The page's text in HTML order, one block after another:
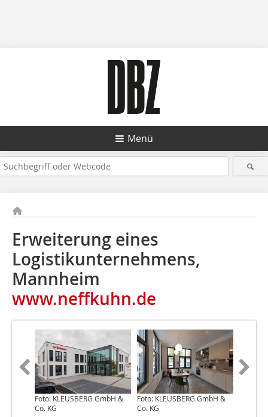
Menü
Erweiterung eines
Logistikunternehmens,
Mannheim
www.neffkuhn.de
Foto: KLEUSBERG GmbH &
Co. KG
Foto: KLEUSBERG GmbH &
Co. KG